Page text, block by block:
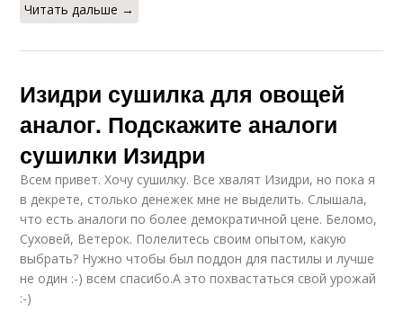
Читать дальше →
Изидри сушилка для овощей
аналог. Подскажите аналоги
сушилки Изидри
Всем привет. Хочу сушилку. Все хвалят Изидри, но пока я
в декрете, столько денежек мне не выделить. Слышала,
что есть аналоги по более демократичной цене. Беломо,
Суховей, Ветерок. Полелитесь своим опытом, какую
выбрать? Нужно чтобы был поддон для пастилы и лучше
не один :-) всем спасибо.А это похвастаться свой урожай
:-)